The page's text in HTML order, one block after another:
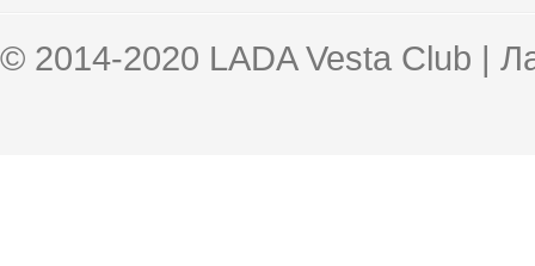
© 2014-2020 LADA Vesta Club |